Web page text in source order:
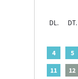
DL.
DT.
4
5
11
12